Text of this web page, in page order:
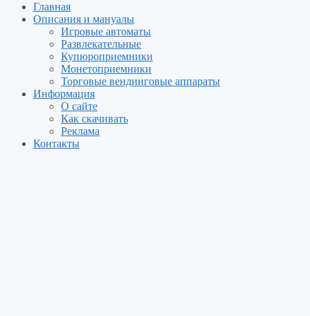
Главная
Описания и мануалы
Игровые автоматы
Развлекательные
Купюроприемники
Монетоприемники
Торговые вендинговые аппараты
Информация
О сайте
Как скачивать
Реклама
Контакты